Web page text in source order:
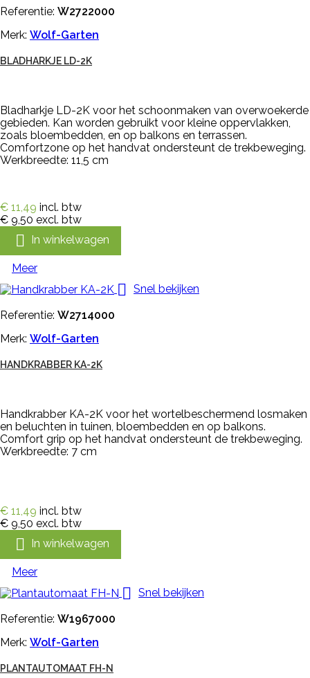
Referentie: W2722000
Merk: Wolf-Garten
BLADHARKJE LD-2K
Bladharkje LD-2K voor het schoonmaken van overwoekerde
gebieden. Kan worden gebruikt voor kleine oppervlakken,
zoals bloembedden, en op balkons en terrassen.
Comfortzone op het handvat ondersteunt de trekbeweging.
Werkbreedte: 11,5 cm
€ 11,49 incl. btw
€ 9,50 excl. btw
 In winkelwagen
Meer
 Snel bekijken
Referentie: W2714000
Merk: Wolf-Garten
HANDKRABBER KA-2K
Handkrabber KA-2K voor het wortelbeschermend losmaken
en beluchten in tuinen, bloembedden en op balkons.
Comfort grip op het handvat ondersteunt de trekbeweging.
Werkbreedte: 7 cm
€ 11,49 incl. btw
€ 9,50 excl. btw
 In winkelwagen
Meer
 Snel bekijken
Referentie: W1967000
Merk: Wolf-Garten
PLANTAUTOMAAT FH-N